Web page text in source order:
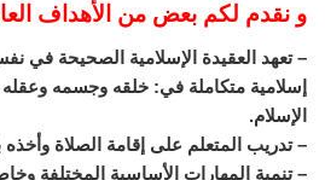
و نقدم لكم بعض من الأهداف
– تعهد العقيدة الإسلامية الصحيحة في
إسلامية متكاملة في: خلقه وجسمه وعقله
الإسلام.
– تدريب المتعلم على إقامة الصلاة
– تنمية المهارات الأساسية المختلفة